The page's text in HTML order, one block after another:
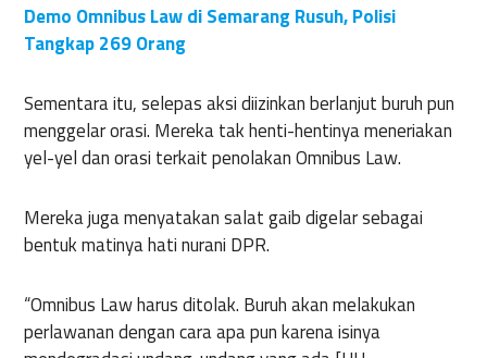
Demo Omnibus Law di Semarang Rusuh, Polisi
Tangkap 269 Orang
Sementara itu, selepas aksi diizinkan berlanjut buruh pun
menggelar orasi. Mereka tak henti-hentinya meneriakan
yel-yel dan orasi terkait penolakan Omnibus Law.
Mereka juga menyatakan salat gaib digelar sebagai
bentuk matinya hati nurani DPR.
“Omnibus Law harus ditolak. Buruh akan melakukan
perlawanan dengan cara apa pun karena isinya